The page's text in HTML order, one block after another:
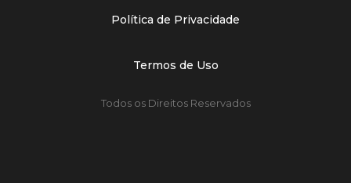
Política de Privacidade
Termos de Uso
Todos os Direitos Reservados